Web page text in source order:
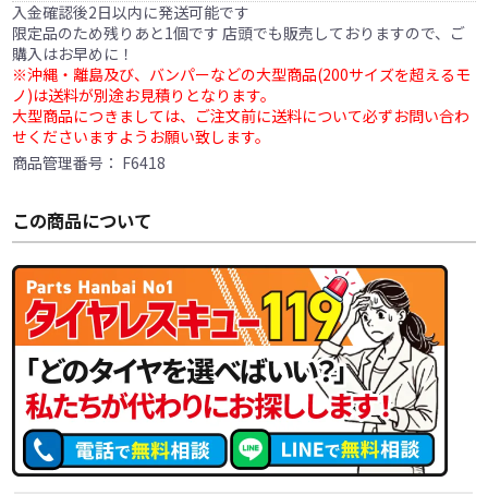
入金確認後2日以内に発送可能です
限定品のため残りあと1個です 店頭でも販売しておりますので、ご
購入はお早めに！
※沖縄・離島及び、バンパーなどの大型商品(200サイズを超えるモ
ノ)は送料が別途お見積りとなります。
大型商品につきましては、ご注文前に送料について必ずお問い合わ
せくださいますようお願い致します。
商品管理番号： F6418
この商品について